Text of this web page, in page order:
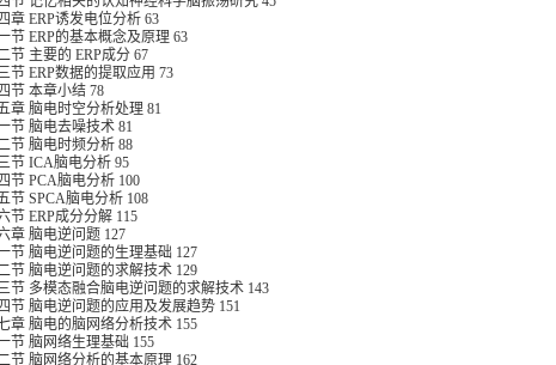
章ERP诱发电位分析63
节 ERP的基本概念及原理63
节 主要的 ERP成分67
节 ERP数据的提取应用 73
节 本章小结78
章 脑电时空分析处理81
节 脑电去噪技术81
节 脑电时频分析88
节 ICA脑电分析95
节 PCA脑电分析100
节 SPCA脑电分析108
节 ERP成分分解115
章 脑电逆问题 127
节 脑电逆问题的生理基础127
节 脑电逆问题的求解技术129
节 多模态融合脑电逆问题的求解技术143
节 脑电逆问题的应用及发展趋势151
章 脑电的脑网络分析技术155
节 脑网络生理基础155
节 脑网络分析的基本原理162